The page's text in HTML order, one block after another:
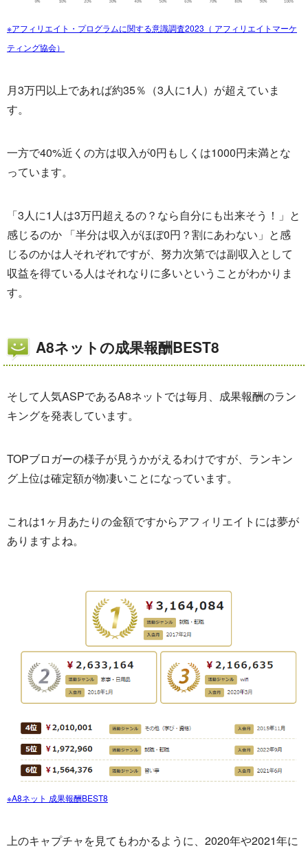
※アフィリエイト・プログラムに関する意識調査2023（ アフィリエイトマーケ
ティング協会）
月3万円以上であれば約35％（3人に1人）が超えていま
す。
一方で40%近くの方は収入が0円もしくは1000円未満とな
っています。
「3人に1人は3万円超えるの？なら自分にも出来そう！」と
感じるのか 「半分は収入がほぼ0円？割にあわない」と感
じるのかは人それぞれですが、努力次第では副収入として
収益を得ている人はそれなりに多いということがわかりま
す。
A8ネットの成果報酬BEST8
そして人気ASPであるA8ネットでは毎月、成果報酬のラン
キングを発表しています。
TOPブロガーの様子が見うかがえるわけですが、ランキン
グ上位は確定額が物凄いことになっています。
これは1ヶ月あたりの金額ですからアフィリエイトには夢が
ありますよね。
※A8ネット 成果報酬BEST8
上のキャプチャを見てもわかるように、2020年や2021年に